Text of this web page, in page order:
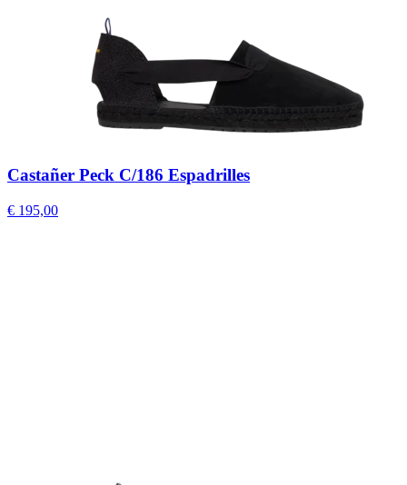
Castañer Peck C/186 Espadrilles
€ 195,00